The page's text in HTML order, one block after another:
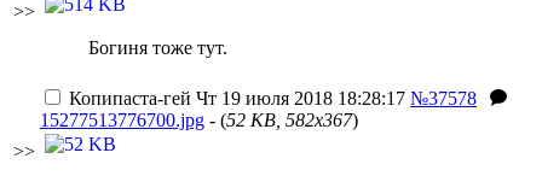
>>
Богиня тоже тут.
>>
Копипаста-гей Чт 19 июля 2018 18:28:17 №37578
15277513776700.jpg - (52 KB, 582x367)